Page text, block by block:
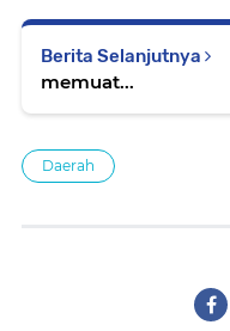
Berita Selanjutnya
memuat...
Daerah